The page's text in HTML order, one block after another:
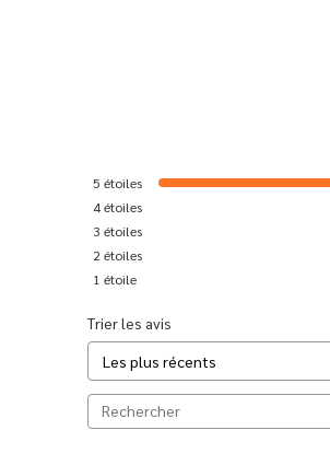
5 étoiles
4étoiles
3 étoiles
2 étoiles
1 étoile
Trier les avis